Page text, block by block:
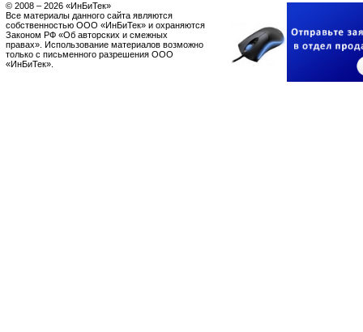
© 2008 – 2026 «ИнБиТек»
Все материалы данного сайта являются
собственностью ООО «ИнБиТек» и охраняются
Законом РФ «Об авторских и смежных
правах». Использование материалов возможно
только с письменного разрешения ООО
«ИнБиТек».